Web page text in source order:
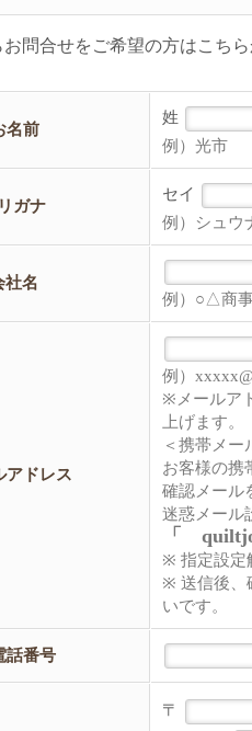
問合せをご希望の方はこちら
名前
姓
例）光
ガナ
セイ
例）シュ
社名
例）○△商
アドレス
例）
※メールア
上げます。
＜携帯メー
お客様の携
確認メール
迷惑メール
「
※ 指定設定
※ 送信後、
いです。
話番号
〒